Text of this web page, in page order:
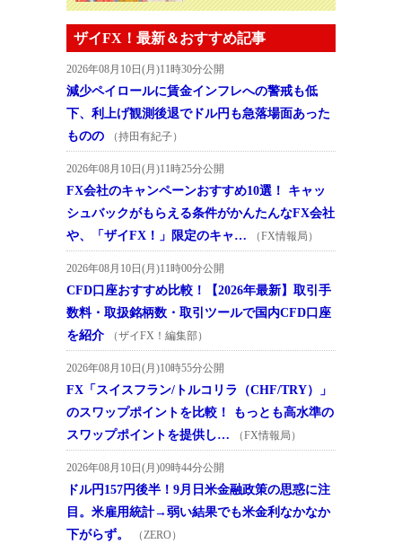
ザイFX！最新＆おすすめ記事
2026年08月10日(月)11時30分公開
減少ペイロールに賃金インフレへの警戒も低
下、利上げ観測後退でドル円も急落場面あった
ものの
（持田有紀子）
2026年08月10日(月)11時25分公開
FX会社のキャンペーンおすすめ10選！ キャッ
シュバックがもらえる条件がかんたんなFX会社
や、「ザイFX！」限定のキャ…
（FX情報局）
2026年08月10日(月)11時00分公開
CFD口座おすすめ比較！【2026年最新】取引手
数料・取扱銘柄数・取引ツールで国内CFD口座
を紹介
（ザイFX！編集部）
2026年08月10日(月)10時55分公開
FX「スイスフラン/トルコリラ（CHF/TRY）」
のスワップポイントを比較！ もっとも高水準の
スワップポイントを提供し…
（FX情報局）
2026年08月10日(月)09時44分公開
ドル円157円後半！9月日米金融政策の思惑に注
目。米雇用統計→弱い結果でも米金利なかなか
下がらず。
（ZERO）